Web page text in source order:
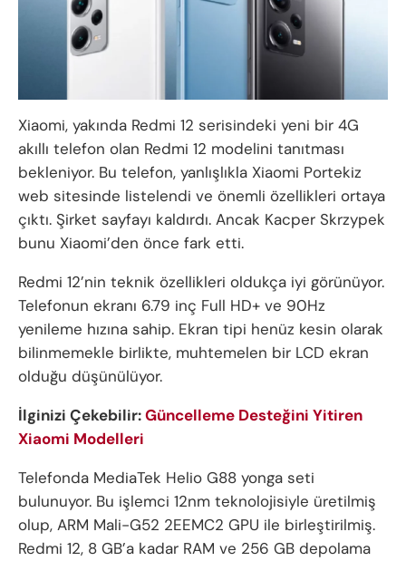
Xiaomi, yakında Redmi 12 serisindeki yeni bir 4G
akıllı telefon olan Redmi 12 modelini tanıtması
bekleniyor. Bu telefon, yanlışlıkla Xiaomi Portekiz
web sitesinde listelendi ve önemli özellikleri ortaya
çıktı. Şirket sayfayı kaldırdı. Ancak Kacper Skrzypek
bunu Xiaomi’den önce fark etti.
Redmi 12’nin teknik özellikleri oldukça iyi görünüyor.
Telefonun ekranı 6.79 inç Full HD+ ve 90Hz
yenileme hızına sahip. Ekran tipi henüz kesin olarak
bilinmemekle birlikte, muhtemelen bir LCD ekran
olduğu düşünülüyor.
İlginizi Çekebilir:Güncelleme Desteğini Yitiren
Xiaomi Modelleri
Telefonda MediaTek Helio G88 yonga seti
bulunuyor. Bu işlemci 12nm teknolojisiyle üretilmiş
olup, ARM Mali-G52 2EEMC2 GPU ile birleştirilmiş.
Redmi 12, 8 GB’a kadar RAM ve 256 GB depolama